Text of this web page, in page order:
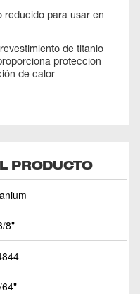
reducido para usar en
de titanio
protección
de calor
PRODUCTO
8"